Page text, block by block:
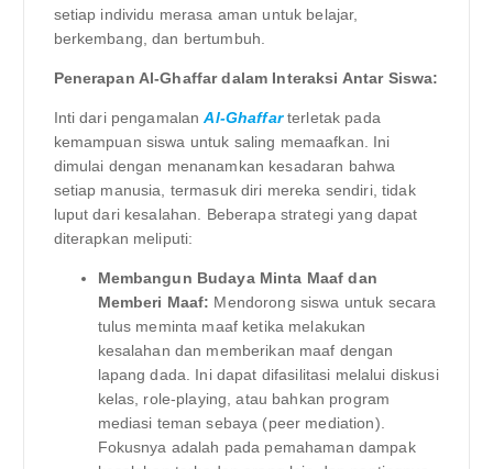
setiap individu merasa aman untuk belajar,
berkembang, dan bertumbuh.
Penerapan Al-Ghaffar dalam Interaksi Antar Siswa:
Inti dari pengamalanAl-Ghaffarterletak pada
kemampuan siswa untuk saling memaafkan. Ini
dimulai dengan menanamkan kesadaran bahwa
setiap manusia, termasuk diri mereka sendiri, tidak
luput dari kesalahan. Beberapa strategi yang dapat
diterapkan meliputi:
Membangun Budaya Minta Maaf dan
Memberi Maaf: Mendorong siswa untuk secara
tulus meminta maaf ketika melakukan
kesalahan dan memberikan maaf dengan
lapang dada. Ini dapat difasilitasi melalui diskusi
kelas, role-playing, atau bahkan program
mediasi teman sebaya (peer mediation).
Fokusnya adalah pada pemahaman dampak